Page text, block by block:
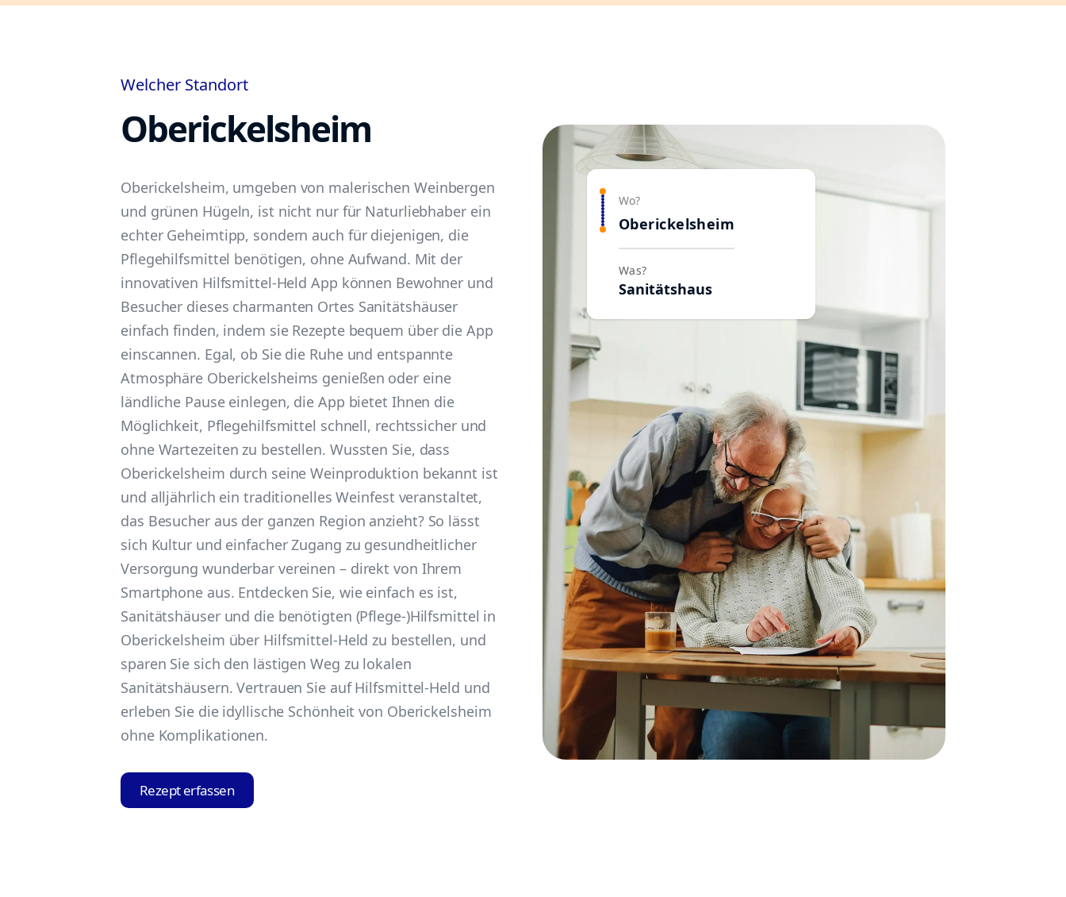
Welcher Standort
Oberickelsheim
Oberickelsheim, umgeben von malerischen Weinbergen
und grünen Hügeln, ist nicht nur für Naturliebhaber ein
echter Geheimtipp, sondern auch für diejenigen, die
Pflegehilfsmittel benötigen, ohne Aufwand. Mit der
innovativen Hilfsmittel-Held App können Bewohner und
Besucher dieses charmanten Ortes Sanitätshäuser
einfach finden, indem sie Rezepte bequem über die App
einscannen. Egal, ob Sie die Ruhe und entspannte
Atmosphäre Oberickelsheims genießen oder eine
ländliche Pause einlegen, die App bietet Ihnen die
Möglichkeit, Pflegehilfsmittel schnell, rechtssicher und
ohne Wartezeiten zu bestellen. Wussten Sie, dass
Oberickelsheim durch seine Weinproduktion bekannt ist
und alljährlich ein traditionelles Weinfest veranstaltet,
das Besucher aus der ganzen Region anzieht? So lässt
sich Kultur und einfacher Zugang zu gesundheitlicher
Versorgung wunderbar vereinen – direkt von Ihrem
Smartphone aus. Entdecken Sie, wie einfach es ist,
Sanitätshäuser und die benötigten (Pflege-)Hilfsmittel in
Oberickelsheim über Hilfsmittel-Held zu bestellen, und
sparen Sie sich den lästigen Weg zu lokalen
Sanitätshäusern. Vertrauen Sie auf Hilfsmittel-Held und
erleben Sie die idyllische Schönheit von Oberickelsheim
ohne Komplikationen.
Rezept erfassen
Wo?
Oberickelsheim
Was?
Sanitätshaus